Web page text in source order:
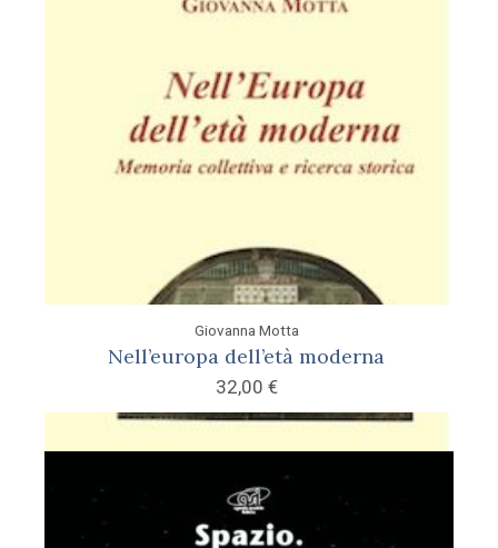
Giovanna Motta
Nell’europa dell’età moderna
32,00 €